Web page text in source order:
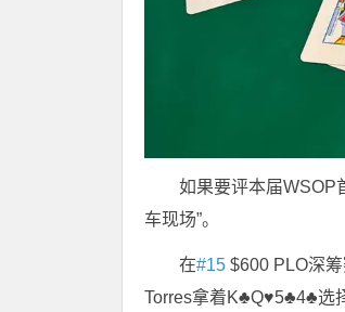
如果要评本届WSOP
车现场”。
在#15 $600 PLO深
Torres拿着K♣Q♥5♣4♣选